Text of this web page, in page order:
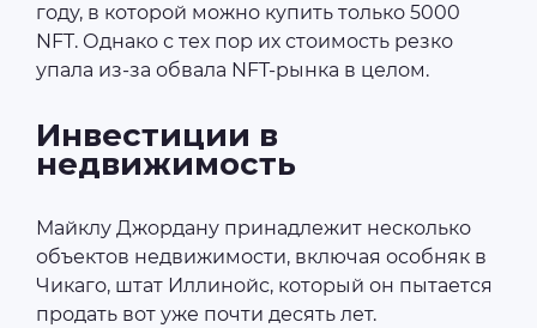
году, в которой можно купить только 5000
NFT. Однако с тех пор их стоимость резко
упала из-за обвала NFT-рынка в целом.
Инвестиции в
недвижимость
Майклу Джордану принадлежит несколько
объектов недвижимости, включая особняк в
Чикаго, штат Иллинойс, который он пытается
продать вот уже почти десять лет.